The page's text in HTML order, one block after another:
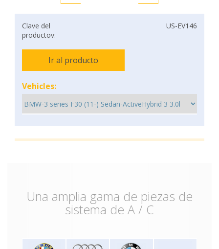
Clave del
productov:
US-EV146
Ir al producto
Vehicles:
Una amplia gama de piezas de
sistema de A / C